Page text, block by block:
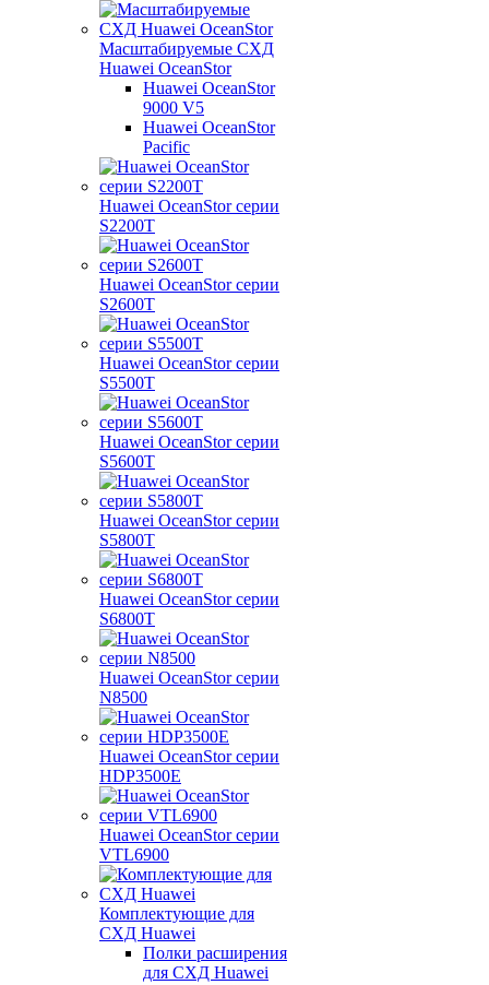
Масштабируемые СХД
Huawei OceanStor
Huawei OceanStor
9000 V5
Huawei OceanStor
Pacific
Huawei OceanStor серии
S2200T
Huawei OceanStor серии
S2600T
Huawei OceanStor серии
S5500T
Huawei OceanStor серии
S5600T
Huawei OceanStor серии
S5800T
Huawei OceanStor серии
S6800T
Huawei OceanStor серии
N8500
Huawei OceanStor серии
HDP3500E
Huawei OceanStor серии
VTL6900
Комплектующие для
СХД Huawei
Полки расширения
для СХД Huawei